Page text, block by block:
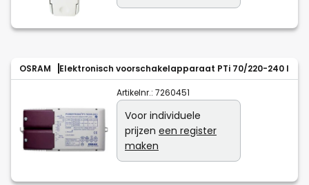
OSRAM Elektronisch voorschakelapparaat PTi 70/220-240 I
Artikelnr.: 7260451
Voor individuele
prijzen een register
maken